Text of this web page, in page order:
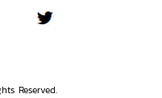
Reserved.